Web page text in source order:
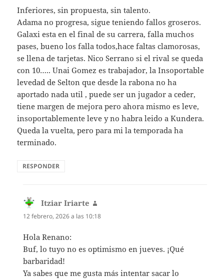
Inferiores, sin propuesta, sin talento.
Adama no progresa, sigue teniendo fallos groseros.
Galaxi esta en el final de su carrera, falla muchos
pases, bueno los falla todos,hace faltas clamorosas,
se llena de tarjetas. Nico Serrano si el rival se queda
con 10….. Unai Gomez es trabajador, la Insoportable
levedad de Selton que desde la rabona no ha
aportado nada util , puede ser un jugador a ceder,
tiene margen de mejora pero ahora mismo es leve,
insoportablemente leve y no habra leido a Kundera.
Queda la vuelta, pero para mi la temporada ha
terminado.
RESPONDER
Itziar Iriarte
12 febrero, 2026 a las 10:18
Hola Renano:
Buf, lo tuyo no es optimismo en jueves. ¡Qué
barbaridad!
Ya sabes que me gusta más intentar sacar lo